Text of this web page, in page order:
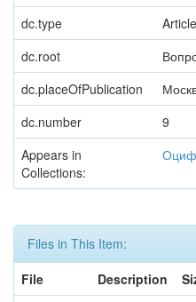
dc.type
Article
dc.root
dc.placeOfPublication
dc.number
9
Appears in
Collections:
Files in This Item:
File
Description